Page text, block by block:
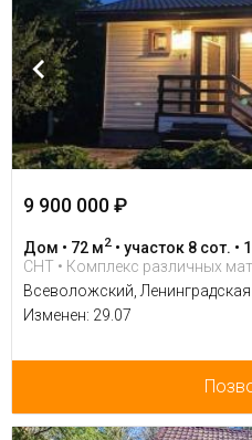
9 900 000 ₽
Дом • 72 м2 • участок 8 сот. •
СНТ • Комплекс различных
Всеволожский,
Изменен: 29.07